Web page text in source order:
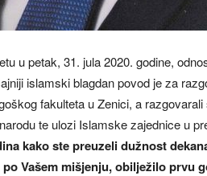
u petak, 31. jula 2020. godine,
islamski blagdan povod je za
fakulteta u Zenici, a
te ulozi Islamske zajednice u
kako ste preuzeli dužnost
Vašem mišjenju, obilježilo prvu